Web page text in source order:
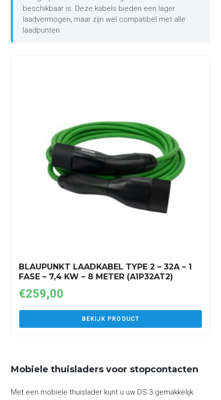
beschikbaar is. Deze kabels bieden een lager
laadvermogen, maar zijn wel compatibel met alle
laadpunten.
BLAUPUNKT LAADKABEL TYPE 2 – 32A – 1
FASE – 7,4 KW – 8 METER (A1P32AT2)
€259,00
BEKIJK PRODUCT
Mobiele thuisladers voor stopcontacten
Met een mobiele thuislader kunt u uw DS 3 gemakkelijk